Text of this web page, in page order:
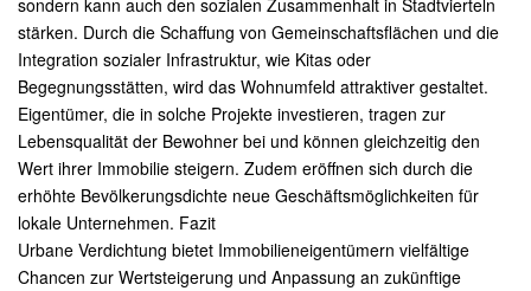
sondern kann auch den sozialen Zusammenhalt in Stadtvierteln
stärken. Durch die Schaffung von Gemeinschaftsflächen und die
Integration sozialer Infrastruktur, wie Kitas oder
Begegnungsstätten, wird das Wohnumfeld attraktiver gestaltet.
Eigentümer, die in solche Projekte investieren, tragen zur
Lebensqualität der Bewohner bei und können gleichzeitig den
Wert ihrer Immobilie steigern. Zudem eröffnen sich durch die
erhöhte Bevölkerungsdichte neue Geschäftsmöglichkeiten für
lokale Unternehmen. Fazit
Urbane Verdichtung bietet Immobilieneigentümern vielfältige
Chancen zur Wertsteigerung und Anpassung an zukünftige